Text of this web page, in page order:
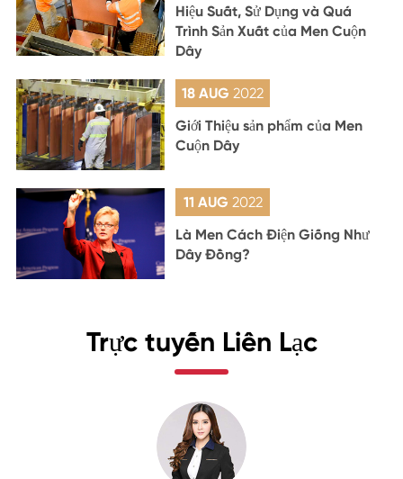
Hiệu Suất, Sử Dụng và Quá
Trình Sản Xuất của Men Cuộn
Dây
18 AUG2022
Giới Thiệu sản phẩm của Men
Cuộn Dây
11 AUG 2022
Là Men Cách Điện Giống Như
Dây Đồng?
Trực tuyến Liên Lạc